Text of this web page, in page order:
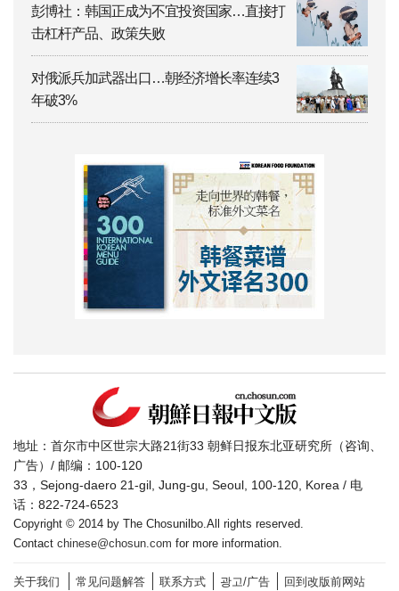
彭博社：韩国正成为不宜投资国家…直接打
击杠杆产品、政策失败
对俄派兵加武器出口…朝经济增长率连续3
年破3%
地址：首尔市中区世宗大路21街33 朝鲜日报东北亚研究所（咨询、
广告）/ 邮编：100-120
33，Sejong-daero 21-gil, Jung-gu, Seoul, 100-120, Korea / 电
话：822-724-6523
Copyright © 2014 by The Chosunilbo.All rights reserved.
Contact chinese@chosun.com for more information.
关于我们 常见问题解答 联系方式 광고/广告 回到改版前网站